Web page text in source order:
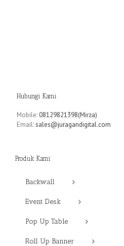
Hubungi Kami
Mobile: 08129821398(Mirza)
Email:sales@juragandigital.com
Produk Kami
Backwall
Event Desk
Pop Up Table
Roll Up Banner